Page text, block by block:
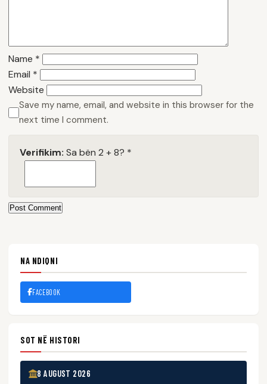
Name *
Email *
Website
Save my name, email, and website in this browser for the
next time I comment.
Verifikim: Sa bën 2 + 8? *
Post Comment
NA NDIQNI
FACEBOOK
SOT NË HISTORI
8 AUGUST 2026